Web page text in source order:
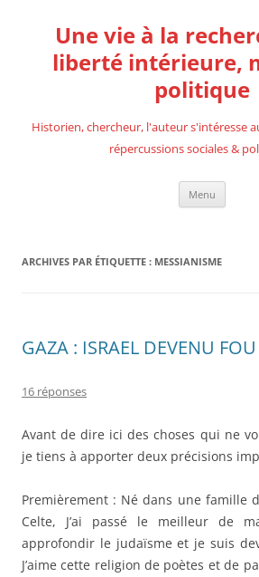
contenuUne vie à la
liberté intérieure,
politique
Historien, chercheur, l'auteur s'intéresse
répercussions sociales &
Menu
ARCHIVES PAR ÉTIQUETTE : MESSIANISME
GAZA : ISRAEL DEVENU FOU
16 réponses
Avant de dire ici des choses qui ne
je tiens à apporter deux précisions
Premièrement : Né dans une famille
Celte, J’ai passé le meilleur de
approfondir le judaïsme et je suis
J’aime cette religion de poètes et de